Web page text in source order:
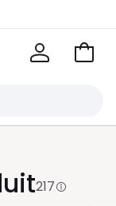
Voir
217